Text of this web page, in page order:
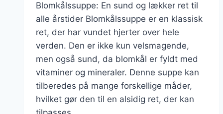
Blomkålssuppe: En sund og lækker ret til
alle årstider Blomkålssuppe er en klassisk
ret, der har vundet hjerter over hele
verden. Den er ikke kun velsmagende,
men også sund, da blomkål er fyldt med
vitaminer og mineraler. Denne suppe kan
tilberedes på mange forskellige måder,
hvilket gør den til en alsidig ret, der kan